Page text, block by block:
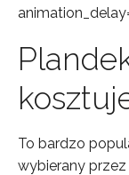
To bardzo
wybierany